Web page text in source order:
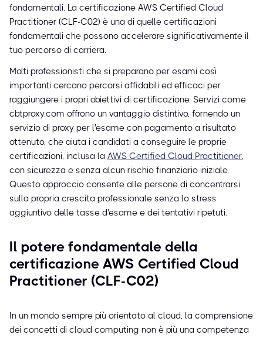
fondamentali. La certificazione AWS Certified Cloud
Practitioner (CLF-C02) è una di quelle certificazioni
fondamentali che possono accelerare significativamente il
tuo percorso di carriera.
Molti professionisti che si preparano per esami così
importanti cercano percorsi affidabili ed efficaci per
raggiungere i propri obiettivi di certificazione. Servizi come
cbtproxy.com offrono un vantaggio distintivo, fornendo un
servizio di proxy per l'esame con pagamento a risultato
ottenuto, che aiuta i candidati a conseguire le proprie
certificazioni, inclusa la AWS Certified Cloud Practitioner,
con sicurezza e senza alcun rischio finanziario iniziale.
Questo approccio consente alle persone di concentrarsi
sulla propria crescita professionale senza lo stress
aggiuntivo delle tasse d'esame e dei tentativi ripetuti.
Il potere fondamentale della
certificazione AWS Certified Cloud
Practitioner (CLF-C02)
In un mondo sempre più orientato al cloud, la comprensione
dei concetti di cloud computing non è più una competenza